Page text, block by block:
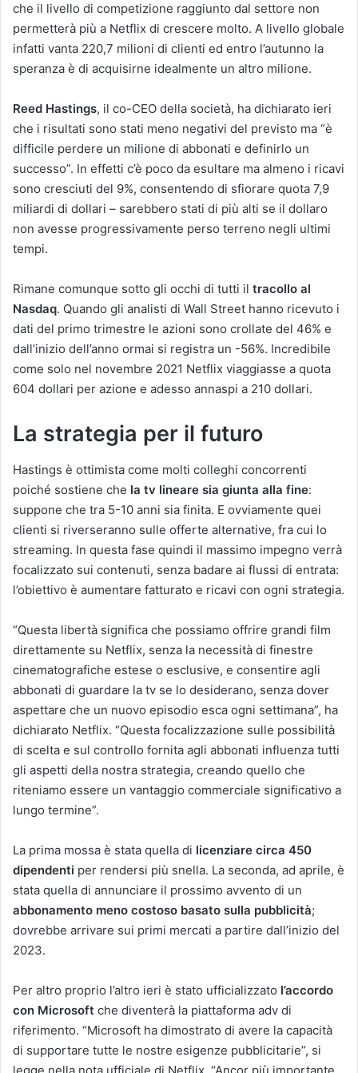
che il livello di competizione raggiunto dal settore non
permetterà più a Netflix di crescere molto. A livello globale
infatti vanta 220,7 milioni di clienti ed entro l’autunno la
speranza è di acquisirne idealmente un altro milione.
Reed Hastings, il co-CEO della società, ha dichiarato ieri
che i risultati sono stati meno negativi del previsto ma “è
difficile perdere un milione di abbonati e definirlo un
successo”. In effetti c’è poco da esultare ma almeno i ricavi
sono cresciuti del 9%, consentendo di sfiorare quota 7,9
miliardi di dollari – sarebbero stati di più alti se il dollaro
non avesse progressivamente perso terreno negli ultimi
tempi.
Rimane comunque sotto gli occhi di tutti il tracollo al
Nasdaq. Quando gli analisti di Wall Street hanno ricevuto i
dati del primo trimestre le azioni sono crollate del 46% e
dall’inizio dell’anno ormai si registra un -56%. Incredibile
come solo nel novembre 2021 Netflix viaggiasse a quota
604 dollari per azione e adesso annaspi a 210 dollari.
La strategia per il futuro
Hastings è ottimista come molti colleghi concorrenti
poiché sostiene che la tv lineare sia giunta alla fine:
suppone che tra 5-10 anni sia finita. E ovviamente quei
clienti si riverseranno sulle offerte alternative, fra cui lo
streaming. In questa fase quindi il massimo impegno verrà
focalizzato sui contenuti, senza badare ai flussi di entrata:
l’obiettivo è aumentare fatturato e ricavi con ogni strategia.
“Questa libertà significa che possiamo offrire grandi film
direttamente su Netflix, senza la necessità di finestre
cinematografiche estese o esclusive, e consentire agli
abbonati di guardare la tv se lo desiderano, senza dover
aspettare che un nuovo episodio esca ogni settimana”, ha
dichiarato Netflix. “Questa focalizzazione sulle possibilità
di scelta e sul controllo fornita agli abbonati influenza tutti
gli aspetti della nostra strategia, creando quello che
riteniamo essere un vantaggio commerciale significativo a
lungo termine”.
La prima mossa è stata quella di licenziare circa 450
dipendenti per rendersi più snella. La seconda, ad aprile, è
stata quella di annunciare il prossimo avvento di un
abbonamento meno costoso basato sulla pubblicità;
dovrebbe arrivare sui primi mercati a partire dall’inizio del
2023.
Per altro proprio l’altro ieri è stato ufficializzato l’accordo
con Microsoft che diventerà la piattaforma adv di
riferimento. “Microsoft ha dimostrato di avere la capacità
di supportare tutte le nostre esigenze pubblicitarie”, si